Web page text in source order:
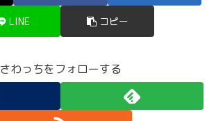
LINE コピー
さわっちをフォローする